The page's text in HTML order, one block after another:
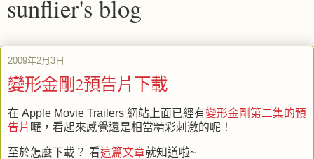
sunflier's blog
2009年2月3日
變形金剛2預告片下載
在 Apple Movie Trailers 網站上面已經有變形金剛第二集的預
告片 囉，看起來感覺還是相當精彩刺激的呢！
至於怎麼下載？ 看這篇文章就知道啦~